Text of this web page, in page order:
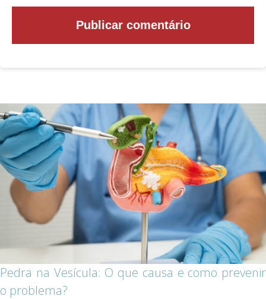
Pedra na Vesícula: O que causa e como prevenir
o problema?